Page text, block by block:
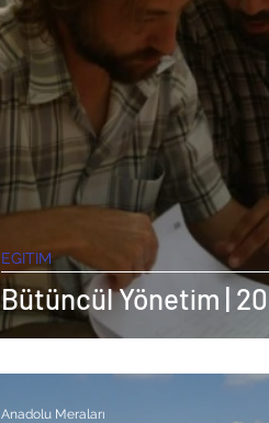
Bütüncül Yönetim |
EGITIM
Anadolu Meraları